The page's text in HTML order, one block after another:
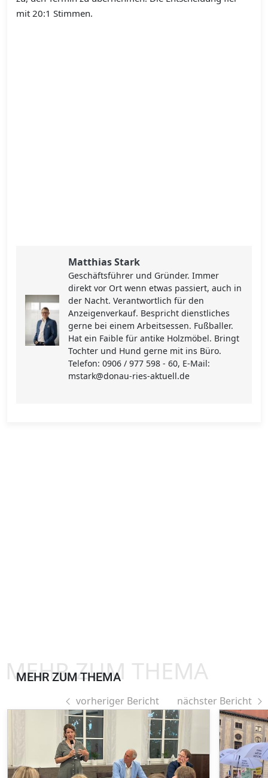
mit 20:1 Stimmen.
Matthias Stark
Geschäftsführer und Gründer. Immer
direkt vor Ort wenn etwas passiert, auch in
der Nacht. Verantwortlich für den
Anzeigenverkauf. Bespricht dienstliches
gerne bei einem Arbeitsessen. Fußballer.
Hat ein Faible für antike Holzmöbel. Bringt
Tochter und Hund gerne mit ins Büro.
Telefon: 0906 / 977 598 - 60, E-Mail:
mstark@donau-ries-aktuell.de
MEHR ZUM THEMA
MEHR ZUM THEMA
vorheriger Bericht nächster Bericht